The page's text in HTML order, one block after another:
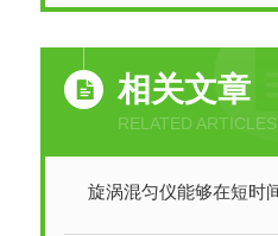
相关文章
RELATED ARTICLES